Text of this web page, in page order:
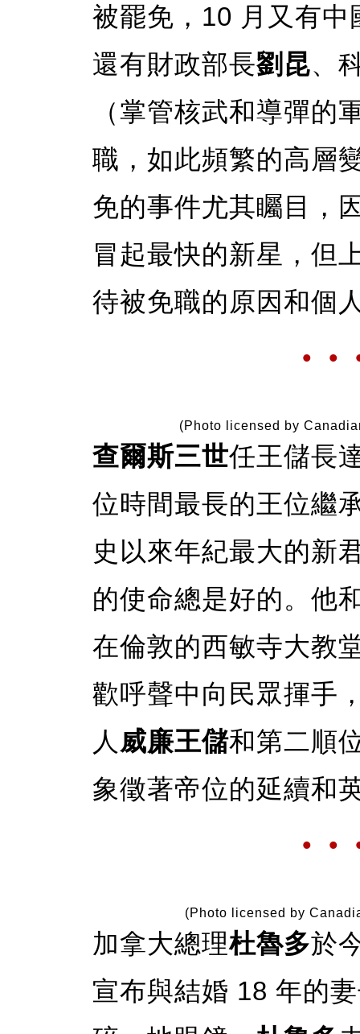
被罷免，10 月又有中
還有財政部長劉昆、
（掌管核武和導彈的
職，如此頻繁的高層
免的事件尤其矚目，
冒起最快的新星，但
待被免職的原因和個
• •
(Photo licensed by
查爾斯三世任王儲長
位時間最長的王位繼
史以來年紀最大的新
的使命總是好的。他
在倫敦的西敏寺大教
歡呼聲中向民眾揮手
人 威廉王儲和第二順
象徵著帝位的延續和
• •
(Photo licensed by
加拿大總理杜魯多於
宣布與結婚 18 年的